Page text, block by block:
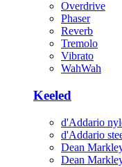
Overdrive
Phaser
Reverb
Tremolo
Vibrato
WahWah
Keeled
d'Addario
d'Addario
Dean
Dean